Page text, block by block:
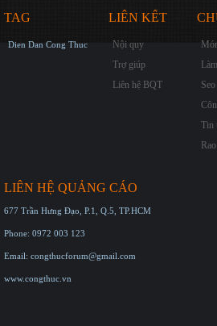
TAG
Dien Dan Cong Thuc
LIÊN KẾT
Nội quy
Trợ giúp
Liên hệ BQT
Seo
Tin
LIÊN HỆ QUẢNG CÁO
677 Trần Hưng Đạo, P.1, Q.5, TP.HCM
Phone: 0972 003 123
Email: congthucforum@gmail.com
www.congthuc.vn